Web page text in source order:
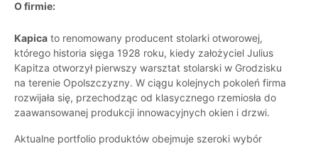
O firmie:
Kapica to renomowany producent stolarki otworowej,
którego historia sięga 1928 roku, kiedy założyciel Julius
Kapitza otworzył pierwszy warsztat stolarski w Grodzisku
na terenie Opolszczyzny. W ciągu kolejnych pokoleń firma
rozwijała się, przechodząc od klasycznego rzemiosła do
zaawansowanej produkcji innowacyjnych okien i drzwi.
Aktualne portfolio produktów obejmuje szeroki wybór